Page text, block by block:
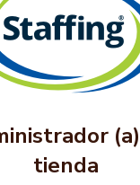
tienda